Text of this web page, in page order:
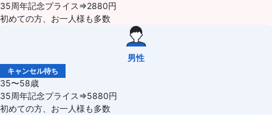
35周年記念プライス⇒2880円
初めての方、お一人様も多数
男性
キャンセル待ち
35〜58歳
35周年記念プライス⇒5880円
初めての方、お一人様も多数